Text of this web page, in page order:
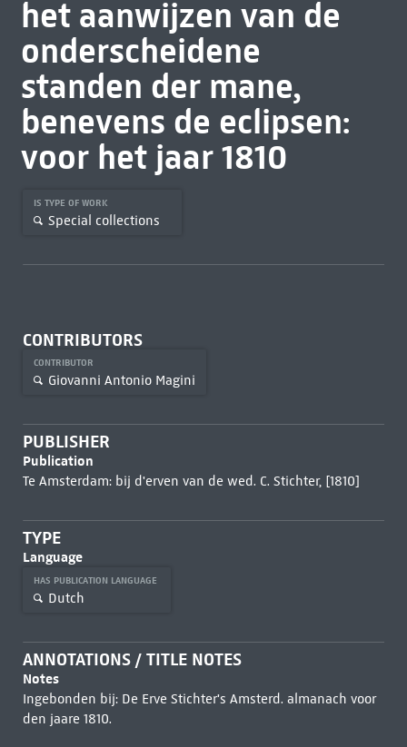
het aanwijzen van de
onderscheidene
standen der mane,
benevens de eclipsen:
voor het jaar 1810
IS TYPE OF WORK
Special collections
CONTRIBUTORS
CONTRIBUTOR
Giovanni Antonio Magini
PUBLISHER
Publication
Te Amsterdam: bij d'erven van de wed. C. Stichter, [1810]
TYPE
Language
HAS PUBLICATION LANGUAGE
Dutch
ANNOTATIONS / TITLE NOTES
Notes
Ingebonden bij: De Erve Stichter's Amsterd. almanach voor
den jaare 1810.